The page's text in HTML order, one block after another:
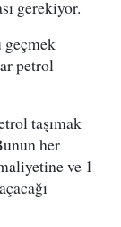
gerekiyor.
petrol
taşımak
her
ve 1